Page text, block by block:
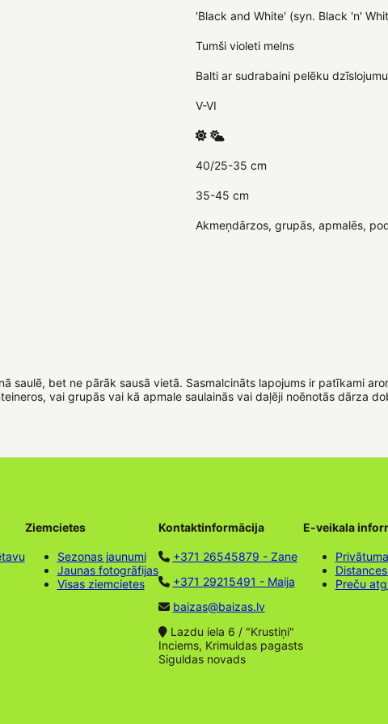
'Black and White' (syn. Black 'n'
Tumši violeti melns
Balti ar sudrabaini pelēku
V-VI
40/25-35 cm
35-45 cm
Akmeņdārzos, grupās, apmalēs,
saulē, bet ne pārāk sausā vietā. Sasmalcināts lapojums ir patīkami
vai grupās vai kā apmale saulainās vai daļēji noēnotās dārza
Ziemcietes
Sezonas jaunumi
Jaunas fotogrāfijas
Visas ziemcietes
Kontaktinformācija
+371 26545879 - Zane
+371 29215491 - Maija
baizas@baizas.lv
Lazdu iela 6 / "Krustiņi"
Inciems, Krimuldas pagasts
Siguldas novads
E-veikala
Preču